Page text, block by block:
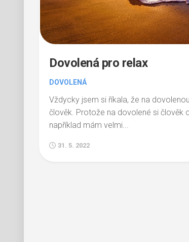
Dovolená pro relax
DOVOLENÁ
Vždycky jsem si říkala, že na
člověk. Protože na dovolené si člověk
například mám velmi...
31. 5. 2022